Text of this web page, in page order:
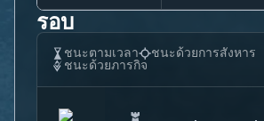
รอบ
ชนะตามเวลา
ชนะด้วยการสังหาร
ชนะด้วยภารกิจ